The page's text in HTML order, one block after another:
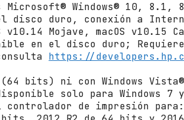
Microsoft® Windows® 10,
disco duro, conexión a
Mojave, macOS v10.15
en el disco duro;
https://
(64 bits) ni con Windows
solo para Windows 7
de impresión para: